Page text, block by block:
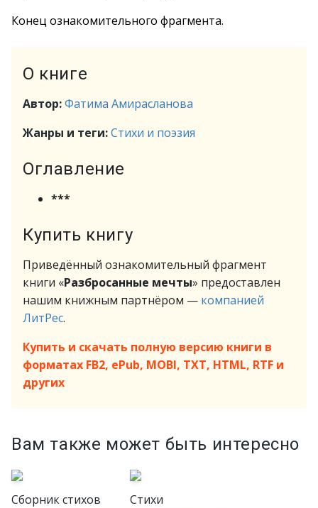
Конец ознакомительного фрагмента.
О книге
Автор:Фатима Амирасланова
Жанры и теги:Стихи и поэзия
Оглавление
***
Купить книгу
Приведённый ознакомительный фрагмент
книги «Разбросанные мечты» предоставлен
нашим книжным партнёром — компанией
ЛитРес.
Купить и скачать полную версию книги в
форматах FB2, ePub, MOBI, TXT, HTML, RTF и
других
Вам также может быть интересно
Сборник стихов Стихи